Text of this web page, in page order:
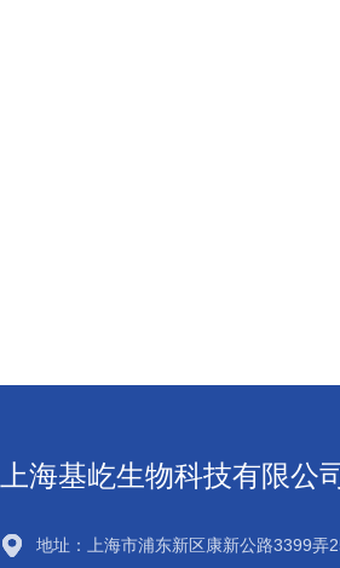
上海基屹生物科技有限公
地址：上海市浦东新区康新公路3399弄